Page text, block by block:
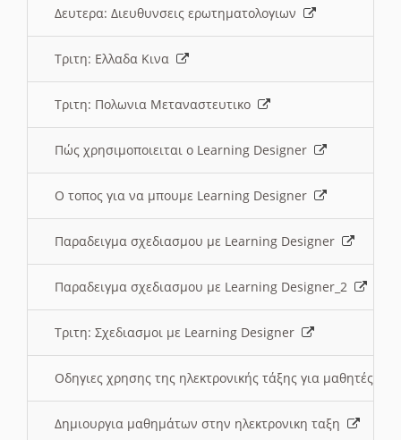
Δευτερα: Διευθυνσεις ερωτηματολογιων
Τριτη: Ελλαδα Κινα
Τριτη: Πολωνια Μεταναστευτικο
Πώς χρησιμοποιειται ο Learning Designer
O τοπος για να μπουμε Learning Designer
Παραδειγμα σχεδιασμου με Learning Designer
Παραδειγμα σχεδιασμου με Learning Designer_2
Τριτη: Σχεδιασμοι με Learning Designer
Οδηγιες χρησης της ηλεκτρονικής τάξης για μαθητές
Δημιουργια μαθημάτων στην ηλεκτρονικη ταξη